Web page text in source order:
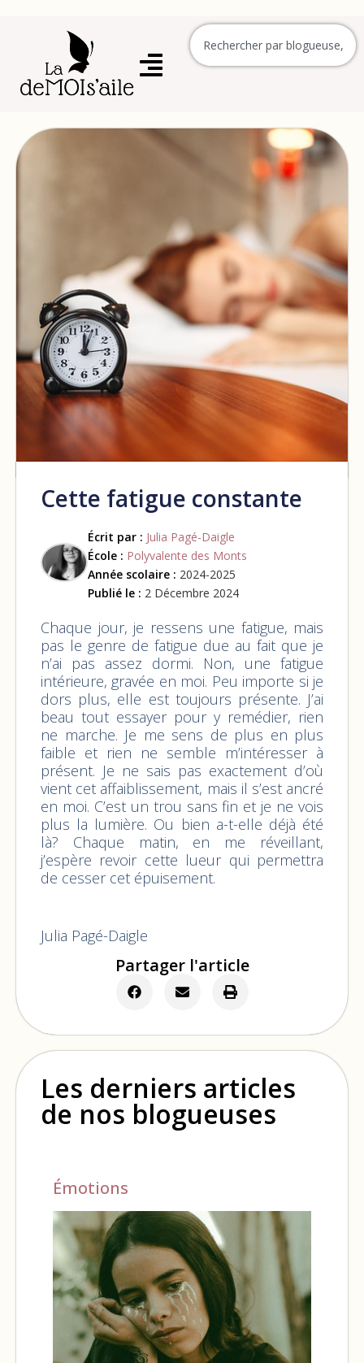
Cette fatigue constante
Écrit par : Julia Pagé-Daigle
École : Polyvalente des Monts
Année scolaire : 2024-2025
Publié le : 2 Décembre 2024
Chaque jour, je ressens une fatigue, mais
pas le genre de fatigue due au fait que je
n’ai pas assez dormi. Non, une fatigue
intérieure, gravée en moi. Peu importe si je
dors plus, elle est toujours présente. J’ai
beau tout essayer pour y remédier, rien
ne marche. Je me sens de plus en plus
faible et rien ne semble m’intéresser à
présent. Je ne sais pas exactement d’où
vient cet affaiblissement, mais il s’est ancré
en moi. C’est un trou sans fin et je ne vois
plus la lumière. Ou bien a-t-elle déjà été
là? Chaque matin, en me réveillant,
j’espère revoir cette lueur qui permettra
de cesser cet épuisement.
Julia Pagé-Daigle
Partager l'article
Les derniers articles
de nos blogueuses
Émotions